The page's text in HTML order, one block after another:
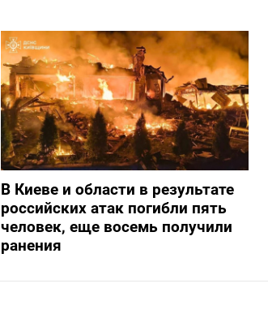
В Киеве и области в результате
российских атак погибли пять
человек, еще восемь получили
ранения